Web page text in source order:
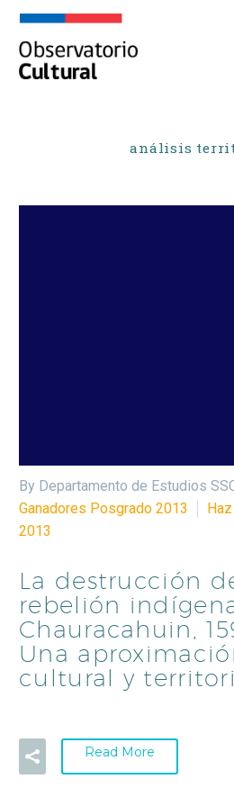
análisis
By Departamento de Estudios
Ganadores Posgrado 2013
2013
La destrucción
rebelión
Chauracahuin,
Una
cultural y
Read More